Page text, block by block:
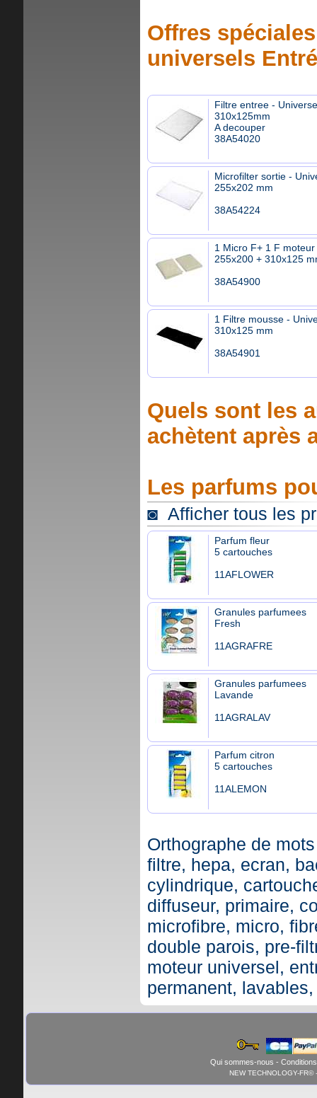
Offres
universels
Filtre entree -
310x125mm
A decouper
38A54020
Microfilter sortie -
255x202 mm
38A54224
1 Micro F+ 1 F
255x200 + 310x125
38A54900
1 Filtre mousse -
310x125 mm
38A54901
Quels sont les
achètent après
Les parfums
◙ Afficher tous les
Parfum fleur
5 cartouches
11AFLOWER
Granules parfumees
Fresh
11AGRAFRE
Granules parfumees
Lavande
11AGRALAV
Parfum citron
5 cartouches
11ALEMON
Orthographe de
filtre, hepa, ecran,
cylindrique,
diffuseur, primaire,
microfibre, micro,
double parois, pre-
moteur universel,
permanent,
Qui sommes-nous -
NEW TECHNOLOGY-